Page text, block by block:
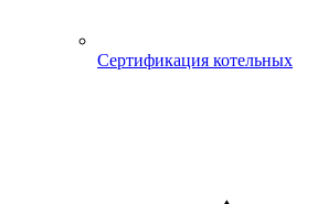
Сертификация котельных